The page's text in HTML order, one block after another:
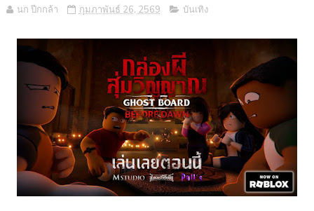
นก ปีกกล้า กุมภาพันธ์ 26, 2569 บันเทิง